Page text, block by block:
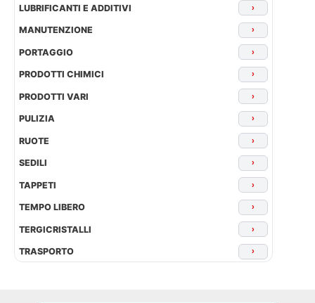
LUBRIFICANTI E ADDITIVI ›
MANUTENZIONE ›
PORTAGGIO ›
PRODOTTI CHIMICI ›
PRODOTTI VARI ›
PULIZIA ›
RUOTE ›
SEDILI ›
TAPPETI ›
TEMPO LIBERO ›
TERGICRISTALLI ›
TRASPORTO ›